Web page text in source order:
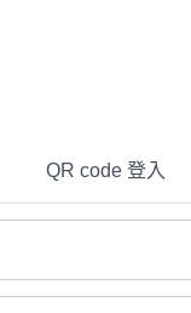
QR code 登入